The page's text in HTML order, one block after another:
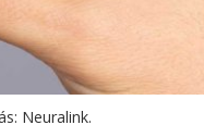
Neuralink.